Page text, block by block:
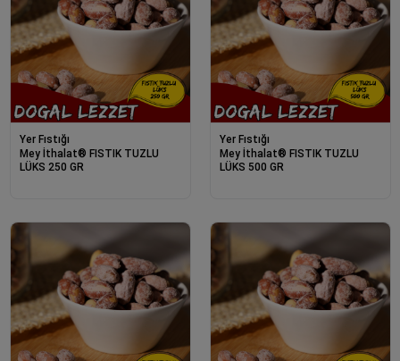
Yer Fıstığı
Mey İthalat® FISTIK TUZLU
LÜKS 250 GR
Yer Fıstığı
Mey İthalat® FISTIK TUZLU
LÜKS 500 GR